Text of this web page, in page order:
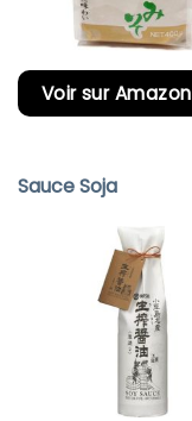
Voir sur Amazon
Sauce Soja